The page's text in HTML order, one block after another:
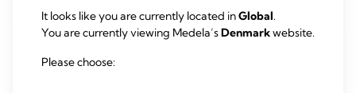
It looks like you are currently located inGlobal.
You are currently viewing Medela’sDenmarkwebsite.
Please choose: